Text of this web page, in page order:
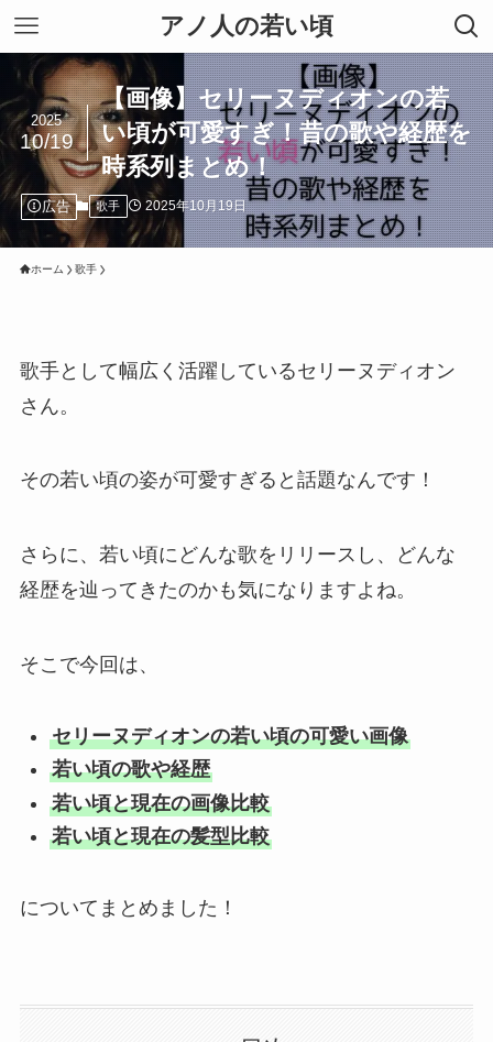
アノ人の若い頃
【画像】セリーヌディオンの若
い頃が可愛すぎ！昔の歌や経歴を
時系列まとめ！
2025
10/19
広告 歌手 2025年10月19日
ホーム 歌手
歌手として幅広く活躍しているセリーヌディオン
さん。
その若い頃の姿が可愛すぎると話題なんです！
さらに、若い頃にどんな歌をリリースし、どんな
経歴を辿ってきたのかも気になりますよね。
そこで今回は、
セリーヌディオンの若い頃の可愛い画像
若い頃の歌や経歴
若い頃と現在の画像比較
若い頃と現在の髪型比較
についてまとめました！